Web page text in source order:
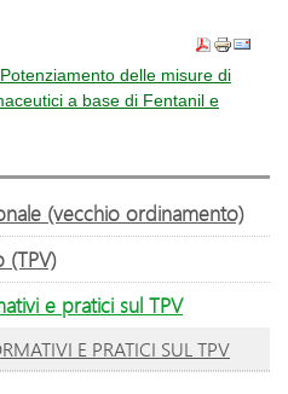
delle misure di
a base di Fentanil e
(vecchio ordinamento)
(TPV)
e pratici sul TPV
E PRATICI SUL TPV